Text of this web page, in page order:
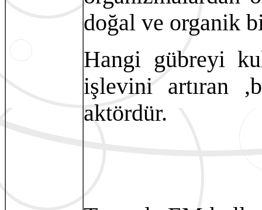
doğal ve organik
Hangi gübreyi
işlevini artıran
aktördür.